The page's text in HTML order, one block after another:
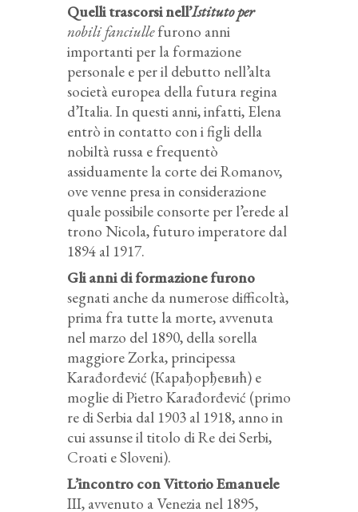
Quelli trascorsi nell’Istituto per
nobili fanciullefurono anni
importanti per la formazione
personale e per il debutto nell’alta
società europea della futura regina
d’Italia. In questi anni, infatti, Elena
entrò in contatto con i figli della
nobiltà russa e frequentò
assiduamente la corte dei Romanov,
ove venne presa in considerazione
quale possibile consorte per l’erede al
trono Nicola, futuro imperatore dal
1894 al 1917.
Gli anni di formazione furono
segnati anche da numerose difficoltà,
prima fra tutte la morte, avvenuta
nel marzo del 1890, della sorella
maggiore Zorka, principessa
Karađorđević (Карађорђевић) e
moglie di Pietro Karađorđević (primo
re di Serbia dal 1903 al 1918, anno in
cui assunse il titolo di Re dei Serbi,
Croati e Sloveni).
L’incontro con Vittorio Emanuele
III, avvenuto a Venezia nel 1895,